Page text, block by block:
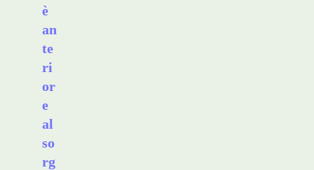
è
an
te
ri
or
e
al
so
rg